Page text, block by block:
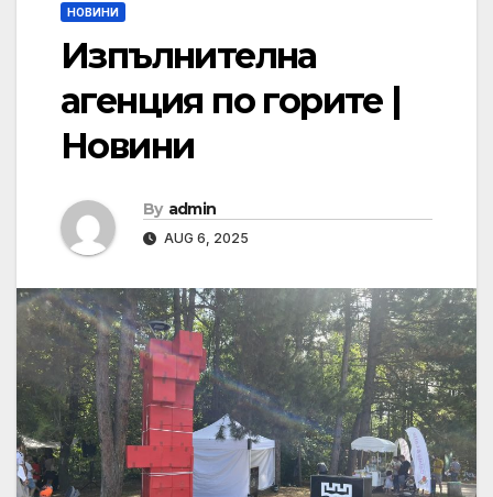
НОВИНИ
Изпълнителна
агенция по горите |
Новини
By admin
AUG 6, 2025